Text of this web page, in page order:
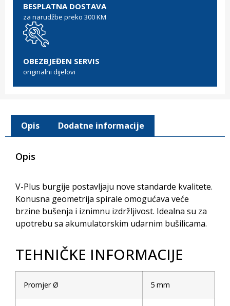
BESPLATNA DOSTAVA
za narudžbe preko 300 KM
OBEZBJEĐEN SERVIS
originalni dijelovi
Opis Dodatne informacije
Opis
V-Plus burgije postavljaju nove standarde kvalitete.
Konusna geometrija spirale omogućava veće
brzine bušenja i iznimnu izdržljivost. Idealna su za
upotrebu sa akumulatorskim udarnim bušilicama.
TEHNIČKE INFORMACIJE
Promjer Ø 5 mm